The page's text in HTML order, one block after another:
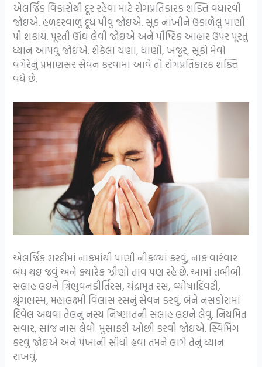
એલર્જિક વિકારોથી દૂર રહેવા માટે રોગપ્રતિકારક શક્તિ વધારવી
જોઇએ. હળદરવાળું દૂધ પીવું જોઇએ. સૂંઠ નાંખીને ઉકાળેલું પાણી
પી શકાય. પૂરતી ઊંઘ લેવી જોઇએ અને પૌષ્ટિક આહાર ઉપર પૂરતું
ધ્યાન આપવું જોઇએ. શેકેલા ચણા, ધાણી, ખજૂર, સૂકો મેવો
વગેરેનું પ્રમાણસર સેવન કરવામાં આવે તો રોગપ્રતિકારક શક્તિ
વધે છે.
એલર્જિક શરદીમાં નાકમાંથી પાણી નીક‌ળ્યાં કરવું, નાક વારંવાર
બંધ થઇ જવું અને ક્યારેક ઝીણો તાવ પણ રહે છે. આમાં તબીબી
સલાહ લઇને ત્રિભુવનકીર્તિરસ, ચંદ્રામૃત રસ, વ્યોષાદિવટી,
શ્રૃંગભસ્મ, મહાલક્ષ્મી વિલાસ રસનું સેવન કરવું. બંને નસકોરામાં
દિવેલ અથવા તેલનું નસ્ય નિષ્ણાતની સલાહ લઇને લેવું. નિયમિત
સવાર, સાંજ નાસ લેવો. મુસાફરી ઓછી કરવી જોઇએ. સ્વિમિંગ
કરવું જોઇએ અને પંખાની સીધી હવા તમને લાગે તેનું ધ્યાન
રાખવું.